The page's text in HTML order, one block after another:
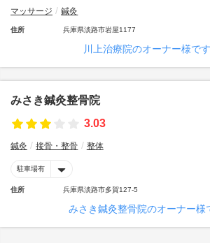
マッサージ 鍼灸
住所 兵庫県淡路市岩屋1177
川上治療院のオーナー様で
みさき鍼灸整骨院
3.03
鍼灸 接骨・整骨 整体
駐車場有
住所 兵庫県淡路市多賀127-5
みさき鍼灸整骨院のオーナー様